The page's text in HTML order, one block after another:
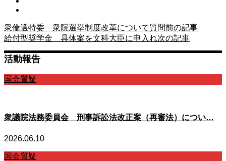
衆倫選特委 衆院選挙制度改革について質問前の記事
給付型奨学金 具体案を文科大臣に申入れ次の記事
活動報告
国会質疑
衆議院法務委員会 刑事訴訟法改正案（再審法）につい…
2026.06.10
国会質疑